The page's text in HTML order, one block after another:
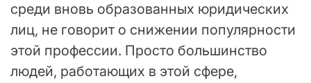
среди вновь образованных юридических
лиц, не говорит о снижении популярности
этой профессии. Просто большинство
людей, работающих в этой сфере,